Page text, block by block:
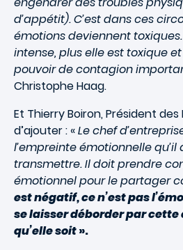
d’appétit). C’est dans ces
émotions deviennent toxiques.
intense, plus elle est toxique
pouvoir de contagion
Christophe Haag.
Et Thierry Boiron, Président
d’ajouter : «Le chef
l’empreinte émotionnelle qu’il
transmettre. Il doit prendre
émotionnel pour le partager
est négatif, ce n’est pas
se laisser déborder par
qu’elle soit».